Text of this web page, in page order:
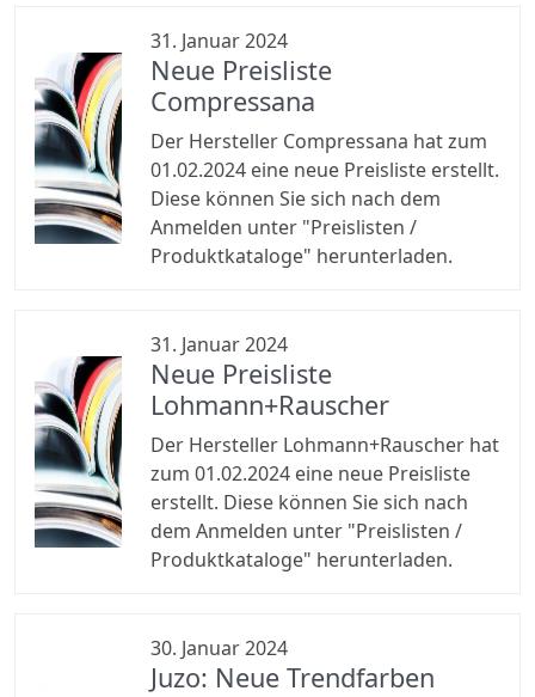
31. Januar 2024
Neue Preisliste
Compressana
Der Hersteller Compressana hat zum
01.02.2024 eine neue Preisliste erstellt.
Diese können Sie sich nach dem
Anmelden unter "Preislisten /
Produktkataloge" herunterladen.
31. Januar 2024
Neue Preisliste
Lohmann+Rauscher
Der Hersteller Lohmann+Rauscher hat
zum 01.02.2024 eine neue Preisliste
erstellt. Diese können Sie sich nach
dem Anmelden unter "Preislisten /
Produktkataloge" herunterladen.
30. Januar 2024
Juzo: Neue Trendfarben